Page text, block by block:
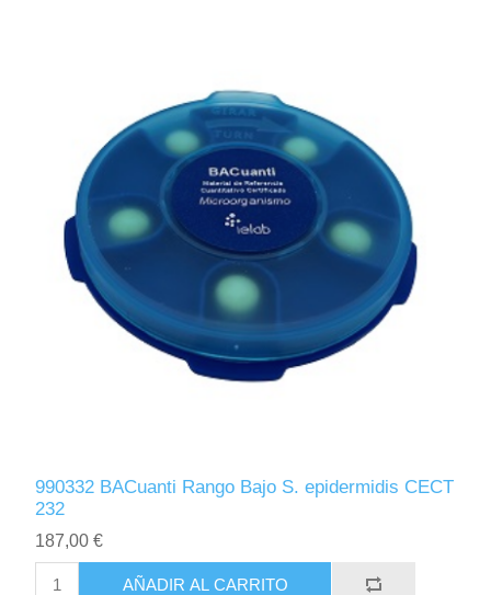
990332 BACuanti Rango Bajo S. epidermidis CECT
232
187,00 €
AÑADIR AL CARRITO